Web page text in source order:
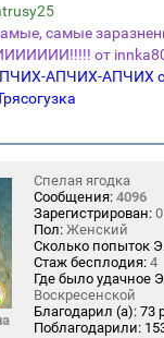
самые
от
АПЧИХ-АПЧИХ
Спелая ягодка
Сообщения: 4096
Зарегистрирован:
Пол: Женский
Сколько попыток
Стаж бесплодия: 4
Где было удачное
Воскресенской
Благодарил (а): 73
Поблагодарили: